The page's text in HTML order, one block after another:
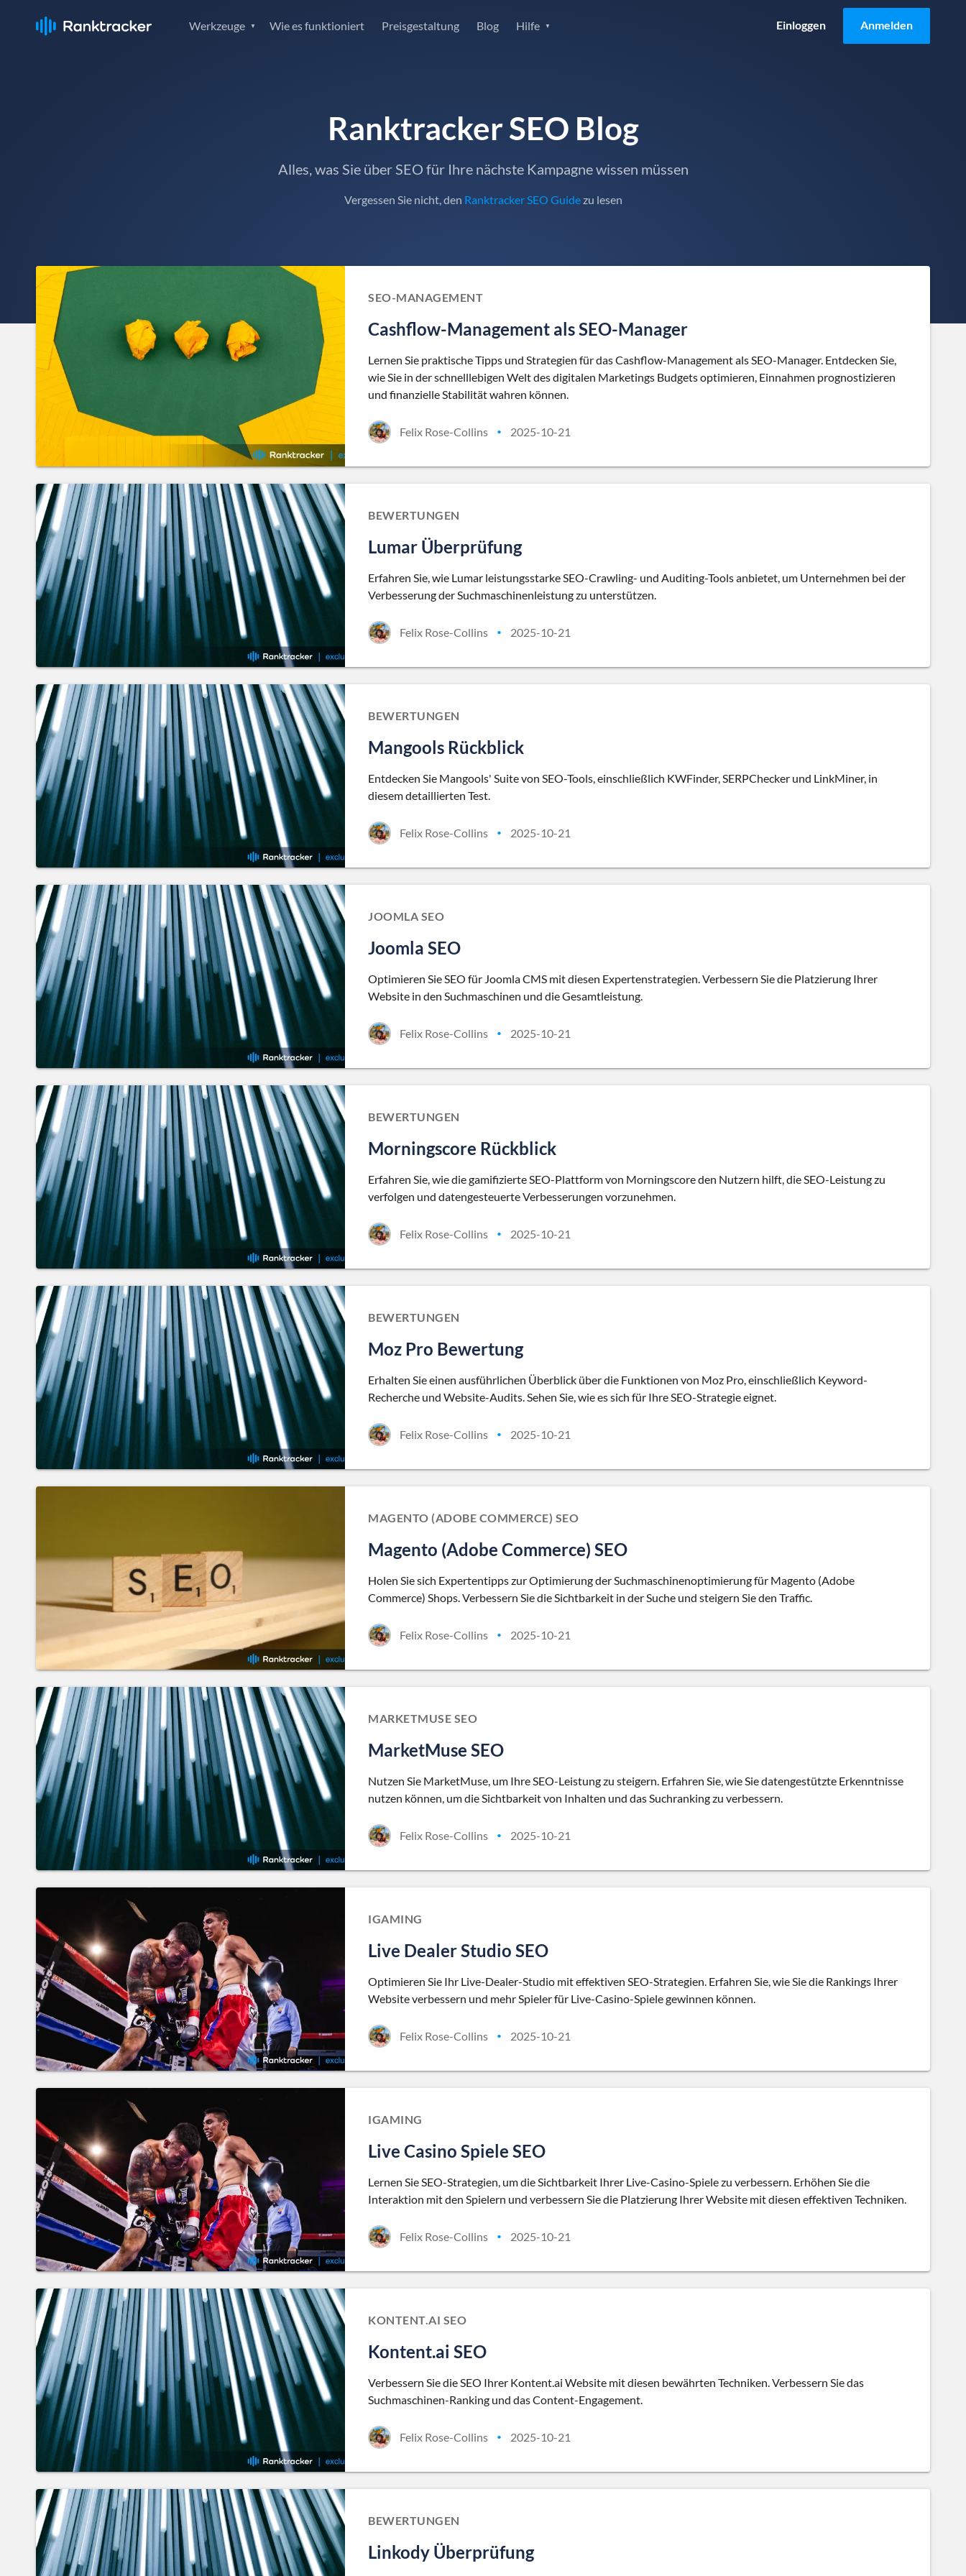
Werkzeuge Wie es funktioniert Preisgestaltung Blog Hilfe Einloggen Anmelden
Ranktracker SEO Blog
Alles, was Sie über SEO für Ihre nächste Kampagne wissen müssen
Vergessen Sie nicht, den Ranktracker SEO Guidezu lesen
SEO-MANAGEMENT
Cashflow-Management als SEO-Manager
Lernen Sie praktische Tipps und Strategien für das Cashflow-Management als SEO-Manager. Entdecken Sie,
wie Sie in der schnelllebigen Welt des digitalen Marketings Budgets optimieren, Einnahmen prognostizieren
und finanzielle Stabilität wahren können.
Felix Rose-Collins • 2025-10-21
BEWERTUNGEN
Lumar Überprüfung
Erfahren Sie, wie Lumar leistungsstarke SEO-Crawling- und Auditing-Tools anbietet, um Unternehmen bei der
Verbesserung der Suchmaschinenleistung zu unterstützen.
Felix Rose-Collins • 2025-10-21
BEWERTUNGEN
Mangools Rückblick
Entdecken Sie Mangools' Suite von SEO-Tools, einschließlich KWFinder, SERPChecker und LinkMiner, in
diesem detaillierten Test.
Felix Rose-Collins • 2025-10-21
JOOMLA SEO
Joomla SEO
Optimieren Sie SEO für Joomla CMS mit diesen Expertenstrategien. Verbessern Sie die Platzierung Ihrer
Website in den Suchmaschinen und die Gesamtleistung.
Felix Rose-Collins • 2025-10-21
BEWERTUNGEN
Morningscore Rückblick
Erfahren Sie, wie die gamifizierte SEO-Plattform von Morningscore den Nutzern hilft, die SEO-Leistung zu
verfolgen und datengesteuerte Verbesserungen vorzunehmen.
Felix Rose-Collins • 2025-10-21
BEWERTUNGEN
Moz Pro Bewertung
Erhalten Sie einen ausführlichen Überblick über die Funktionen von Moz Pro, einschließlich Keyword-
Recherche und Website-Audits. Sehen Sie, wie es sich für Ihre SEO-Strategie eignet.
Felix Rose-Collins • 2025-10-21
MAGENTO (ADOBE COMMERCE) SEO
Magento (Adobe Commerce) SEO
Holen Sie sich Expertentipps zur Optimierung der Suchmaschinenoptimierung für Magento (Adobe
Commerce) Shops. Verbessern Sie die Sichtbarkeit in der Suche und steigern Sie den Traffic.
Felix Rose-Collins • 2025-10-21
MARKETMUSE SEO
MarketMuse SEO
Nutzen Sie MarketMuse, um Ihre SEO-Leistung zu steigern. Erfahren Sie, wie Sie datengestützte Erkenntnisse
nutzen können, um die Sichtbarkeit von Inhalten und das Suchranking zu verbessern.
Felix Rose-Collins • 2025-10-21
IGAMING
Live Dealer Studio SEO
Optimieren Sie Ihr Live-Dealer-Studio mit effektiven SEO-Strategien. Erfahren Sie, wie Sie die Rankings Ihrer
Website verbessern und mehr Spieler für Live-Casino-Spiele gewinnen können.
Felix Rose-Collins • 2025-10-21
IGAMING
Live Casino Spiele SEO
Lernen Sie SEO-Strategien, um die Sichtbarkeit Ihrer Live-Casino-Spiele zu verbessern. Erhöhen Sie die
Interaktion mit den Spielern und verbessern Sie die Platzierung Ihrer Website mit diesen effektiven Techniken.
Felix Rose-Collins • 2025-10-21
KONTENT.AI SEO
Kontent.ai SEO
Verbessern Sie die SEO Ihrer Kontent.ai Website mit diesen bewährten Techniken. Verbessern Sie das
Suchmaschinen-Ranking und das Content-Engagement.
Felix Rose-Collins • 2025-10-21
BEWERTUNGEN
Linkody Überprüfung